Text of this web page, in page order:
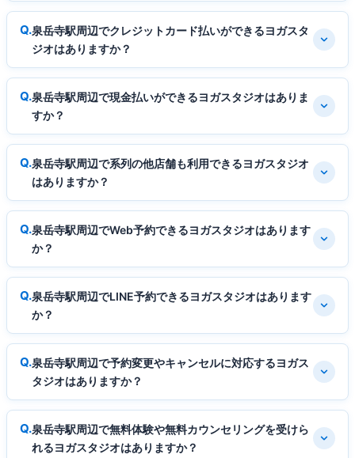
泉岳寺駅周辺でクレジットカード払いができるヨガスタ
ジオはありますか？
泉岳寺駅周辺で現金払いができるヨガスタジオはありま
すか？
泉岳寺駅周辺で系列の他店舗も利用できるヨガスタジオ
はありますか？
泉岳寺駅周辺でWeb予約できるヨガスタジオはあります
か？
泉岳寺駅周辺でLINE予約できるヨガスタジオはあります
か？
泉岳寺駅周辺で予約変更やキャンセルに対応するヨガス
タジオはありますか？
泉岳寺駅周辺で無料体験や無料カウンセリングを受けら
れるヨガスタジオはありますか？